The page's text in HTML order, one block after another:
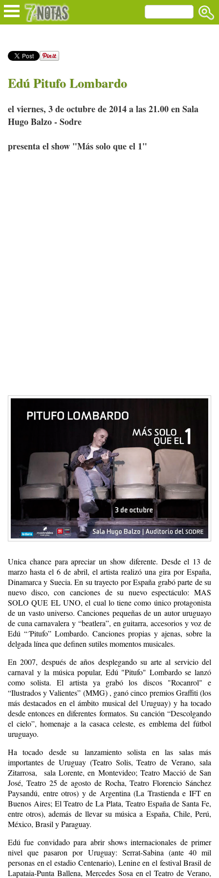
Edú Pitufo Lombardo
el viernes, 3 de octubre de 2014 a las 21.00 en Sala
Hugo Balzo - Sodre
presenta el show "Más solo que el 1"
Unica chance para apreciar un show diferente. Desde el 13 de
marzo hasta el 6 de abril, el artista realizó una gira por España,
Dinamarca y Suecia. En su trayecto por España grabó parte de su
nuevo disco, con canciones de su nuevo espectáculo: MAS
SOLO QUE EL UNO, el cual lo tiene como único protagonista
de un vasto universo. Canciones pequeñas de un autor uruguayo
de cuna carnavalera y “beatlera”, en guitarra, accesorios y voz de
Edú “´Pitufo” Lombardo. Canciones propias y ajenas, sobre la
delgada línea que definen sutiles momentos musicales.
En 2007, después de años desplegando su arte al servicio del
carnaval y la música popular, Edú "Pitufo" Lombardo se lanzó
como solista. El artista ya grabó los discos "Rocanrol" e
“Ilustrados y Valientes” (MMG) , ganó cinco premios Graffiti (los
más destacados en el ámbito musical del Uruguay) y ha tocado
desde entonces en diferentes formatos. Su canción “Descolgando
el cielo”, homenaje a la casaca celeste, es emblema del fútbol
uruguayo.
Ha tocado desde su lanzamiento solista en las salas más
importantes de Uruguay (Teatro Solis, Teatro de Verano, sala
Zitarrosa, sala Lorente, en Montevideo; Teatro Macció de San
José, Teatro 25 de agosto de Rocha, Teatro Florencio Sánchez
Paysandú, entre otros) y de Argentina (La Trastienda e IFT en
Buenos Aires; El Teatro de La Plata, Teatro España de Santa Fe,
entre otros), además de llevar su música a España, Chile, Perú,
México, Brasil y Paraguay.
Edú fue convidado para abrir shows internacionales de primer
nivel que pasaron por Uruguay: Serrat-Sabina (ante 40 mil
personas en el estadio Centenario), Lenine en el festival Brasil de
Lapataia-Punta Ballena, Mercedes Sosa en el Teatro de Verano,